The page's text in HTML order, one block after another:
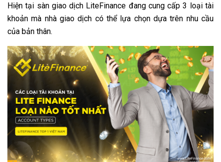
Hiện tại sàn giao dịch LiteFinance đang cung cấp 3 loại tài
khoản mà nhà giao dịch có thể lựa chọn dựa trên nhu cầu
của bản thân.